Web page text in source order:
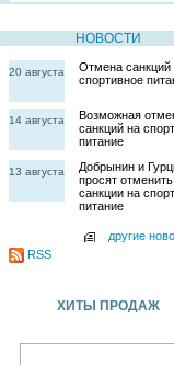
НОВОСТИ
20 августа
Отмена санкций
спортивное
14 августа
Возможная
санкций на
питание
13 августа
Добрынин и
просят отменить
санкции на
питание
другие
RSS
ХИТЫ ПРОДАЖ